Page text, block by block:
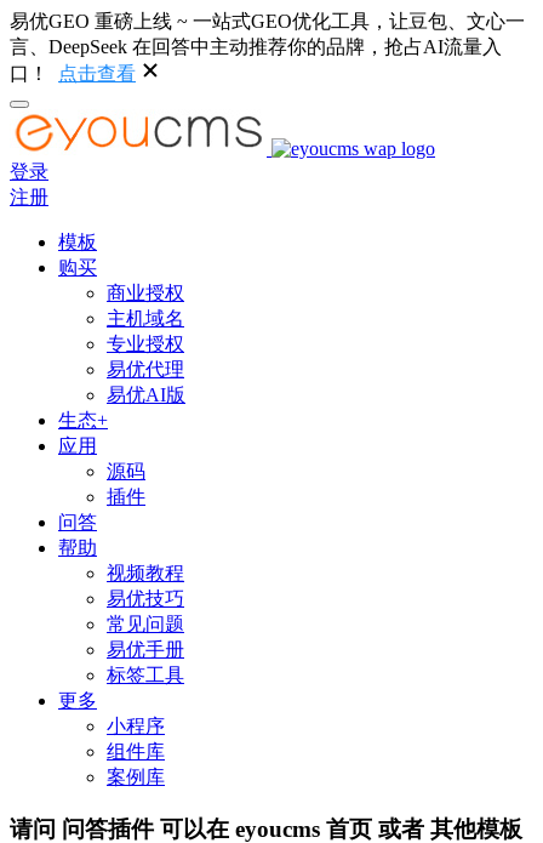
易优GEO 重磅上线 ~ 一站式GEO优化工具，让豆包、文心一
言、DeepSeek 在回答中主动推荐你的品牌，抢占AI流量入
口！
点击查看
登录
注册
模板
购买
商业授权
主机域名
专业授权
易优代理
易优AI版
生态+
应用
源码
插件
问答
帮助
视频教程
易优技巧
常见问题
易优手册
标签工具
更多
小程序
组件库
案例库
请问 问答插件 可以在 eyoucms 首页 或者 其他模板